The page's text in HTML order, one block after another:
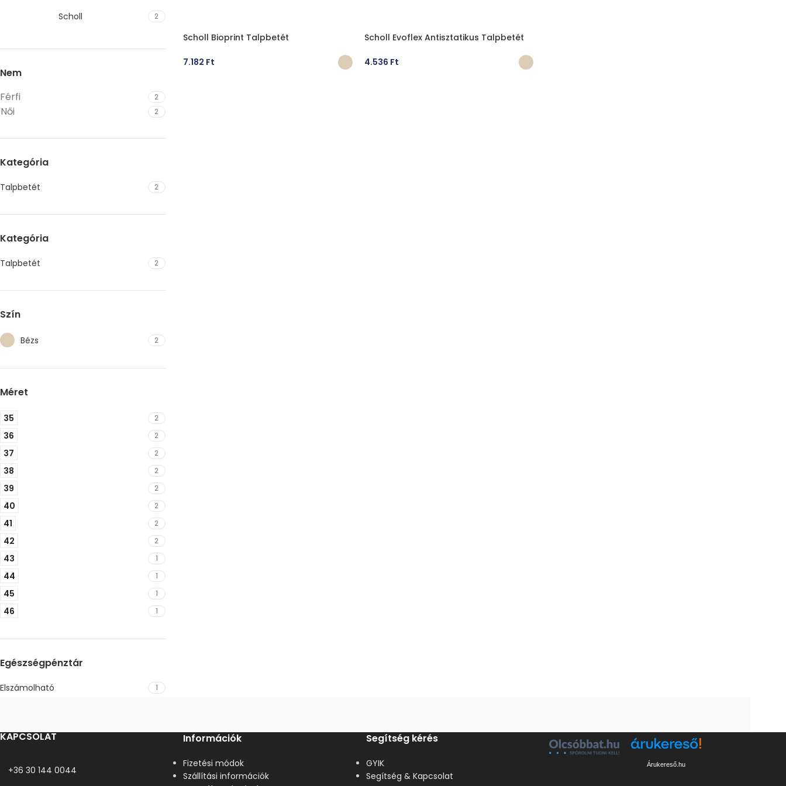
Scholl 2
Nem
Férfi
2
Női 2
Kategória
Talpbetét 2
Kategória
Talpbetét 2
Szín
Bézs 2
Méret
35 2
36 2
37 2
38 2
39 2
40 2
41 2
42 2
43 1
44 1
45 1
46 1
Egészségpénztár
Elszámolható 1
Scholl Bioprint Talpbetét
7.182 Ft
Scholl Evoflex Antisztatikus Talpbetét
4.536 Ft
KAPCSOLAT
+36 30 144 0044
Információk
Fizetési módok
Szállítási információk
Segítség kérés
GYIK
Segítség & Kapcsolat
Árukereső.hu